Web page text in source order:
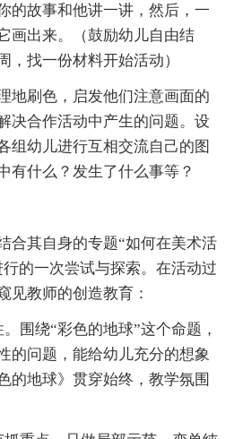
的故事和他讲一讲，然后，一
画出来。（鼓励幼儿自由结
，找一份材料开始活动）
地刷色，启发他们注意画面的
决合作活动中产生的问题。设
组幼儿进行互相交流自己的图
有什么？发生了什么事等？
合其自身的专题“如何在美术活
的一次尝试与探索。在活动过
见教师的创造教育：
围绕“彩色的地球”这个命题，
的问题，能给幼儿充分的想象
的地球》贯穿始终，教学氛围